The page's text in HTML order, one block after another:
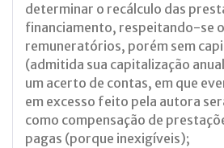
determinar o recálculo das
financiamento, respeitando-se
remuneratórios, porém sem
(admitida sua capitalização
um acerto de contas, em que
em excesso feito pela autora
como compensação de
pagas (porque inexigíveis);